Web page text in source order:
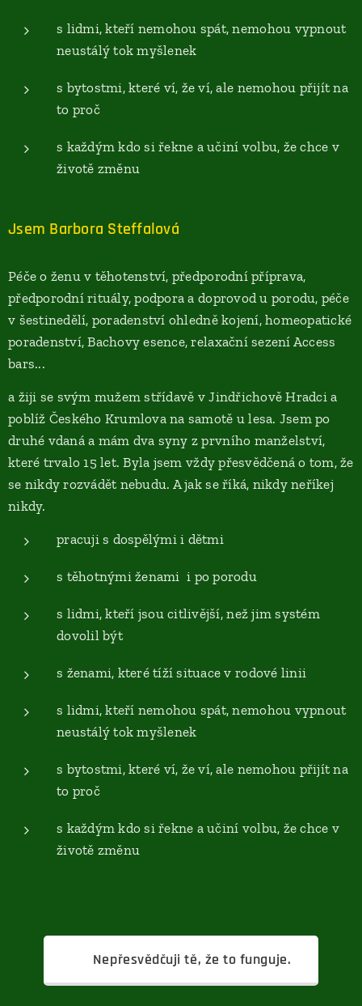
s lidmi, kteří nemohou spát, nemohou vypnout
neustálý tok myšlenek
s bytostmi, které ví, že ví, ale nemohou přijít na
to proč
s každým kdo si řekne a učiní volbu, že chce v
životě změnu
Jsem Barbora Steffalová
Péče o ženu v těhotenství, předporodní příprava,
předporodní rituály, podpora a doprovod u porodu, péče
v šestinedělí, poradenství ohledně kojení, homeopatické
poradenství, Bachovy esence, relaxační sezení Access
bars...
a žiji se svým mužem střídavě v Jindřichově Hradci a
poblíž Českého Krumlova na samotě u lesa. Jsem po
druhé vdaná a mám dva syny z prvního manželství,
které trvalo 15 let. Byla jsem vždy přesvědčená o tom, že
se nikdy rozvádět nebudu. A jak se říká, nikdy neříkej
nikdy.
pracuji s dospělými i dětmi
s těhotnými ženami i po porodu
s lidmi, kteří jsou citlivější, než jim systém
dovolil být
s ženami, které tíží situace v rodové linii
s lidmi, kteří nemohou spát, nemohou vypnout
neustálý tok myšlenek
s bytostmi, které ví, že ví, ale nemohou přijít na
to proč
s každým kdo si řekne a učiní volbu, že chce v
životě změnu
👉 Nepřesvědčuji tě, že to funguje.